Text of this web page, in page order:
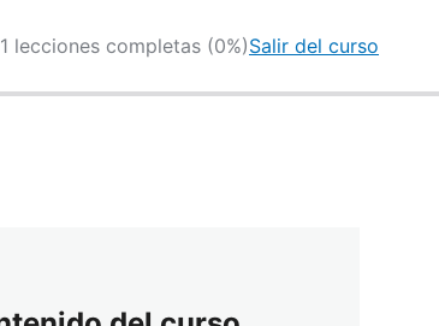
lecciones completas (0%)Salir del curso